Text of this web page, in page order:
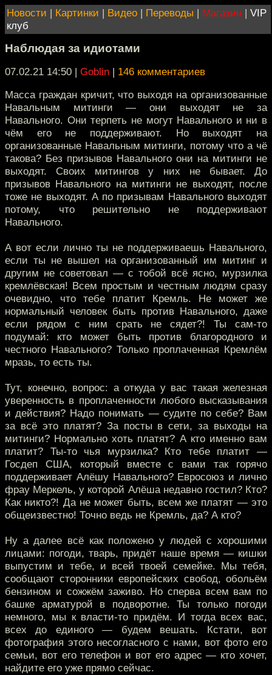
Новости | Картинки | Видео | Переводы | Магазин | VIP
клуб
Наблюдая за идиотами
07.02.21 14:50 | Goblin | 146 комментариев
Масса граждан кричит, что выходя на организованные
Навальным митинги — они выходят не за
Навального. Они терпеть не могут Навального и ни в
чём его не поддерживают. Но выходят на
организованные Навальным митинги, потому что а чё
такова? Без призывов Навального они на митинги не
выходят. Своих митингов у них не бывает. До
призывов Навального на митинги не выходят, после
тоже не выходят. А по призывам Навального выходят
потому, что решительно не поддерживают
Навального.
А вот если лично ты не поддерживаешь Навального,
если ты не вышел на организованный им митинг и
другим не советовал — с тобой всё ясно, мурзилка
кремлёвская! Всем простым и честным людям сразу
очевидно, что тебе платит Кремль. Не может же
нормальный человек быть против Навального, даже
если рядом с ним срать не сядет?! Ты сам-то
подумай: кто может быть против благородного и
честного Навального? Только проплаченная Кремлём
мразь, то есть ты.
Тут, конечно, вопрос: а откуда у вас такая железная
уверенность в проплаченности любого высказывания
и действия? Надо понимать — судите по себе? Вам
за всё это платят? За посты в сети, за выходы на
митинги? Нормально хоть платят? А кто именно вам
платит? Ты-то чья мурзилка? Кто тебе платит —
Госдеп США, который вместе с вами так горячо
поддерживает Алёшу Навального? Евросоюз и лично
фрау Меркель, у которой Алёша недавно гостил? Кто?
Как никто?! Да не может быть, всем же платят — это
общеизвестно! Точно ведь не Кремль, да? А кто?
Ну а далее всё как положено у людей с хорошими
лицами: погоди, тварь, придёт наше время — кишки
выпустим и тебе, и всей твоей семейке. Мы тебя,
сообщают сторонники европейских свобод, обольём
бензином и сожжём заживо. Но сперва всем вам по
башке арматурой в подворотне. Ты только погоди
немного, мы к власти-то придём. И тогда всех вас,
всех до единого — будем вешать. Кстати, вот
фотография этого несогласного с нами, вот фото его
семьи, вот его телефон и вот его адрес — кто хочет,
найдите его уже прямо сейчас.